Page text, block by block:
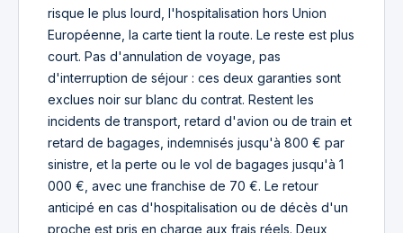
risque le plus lourd, l'hospitalisation hors Union
Européenne, la carte tient la route. Le reste est plus
court. Pas d'annulation de voyage, pas
d'interruption de séjour : ces deux garanties sont
exclues noir sur blanc du contrat. Restent les
incidents de transport, retard d'avion ou de train et
retard de bagages, indemnisés jusqu'à 800 € par
sinistre, et la perte ou le vol de bagages jusqu'à 1
000 €, avec une franchise de 70 €. Le retour
anticipé en cas d'hospitalisation ou de décès d'un
proche est pris en charge aux frais réels. Deux